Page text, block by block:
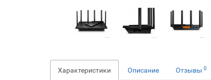
Характеристики Описание Отзывы 0